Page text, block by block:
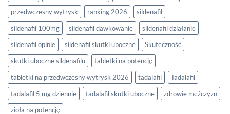
przedwczesny wytrysk
ranking 2026
sildenafil
sildenafil 100mg
sildenafil dawkowanie
sildenafil działanie
sildenafil opinie
sildenafil skutki uboczne
Skuteczność
skutki uboczne sildenafilu
tabletki na potencję
tabletki na przedwczesny wytrysk 2026
tadalafil
Tadalafil
tadalafil 5 mg dziennie
tadalafil skutki uboczne
zdrowie mężczyzn
zioła na potencję